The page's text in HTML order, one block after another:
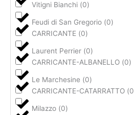
Feudi di San Gregorio (0)
Laurent Perrier (0)
Le Marchesine (0)
Milazzo (0)
Vitigni Bianchi (0)
CARRICANTE (0)
CARRICANTE-ALBANELLO (0)
CARRICANTE-CATARRATTO (0